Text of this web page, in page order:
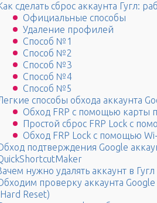
сделать сброс аккаунта Гугл:
Официальные способы
Удаление профилей
Способ №1
Способ №2
Способ №3
Способ №4
Способ №5
способы обхода аккаунта
Обход FRP с помощью карты
Простой сброс FRP Lock с
Обход FRP Lock с помощью
подтверждения Google
нужно удалять аккаунт в Гугл
проверку аккаунта
Reset)